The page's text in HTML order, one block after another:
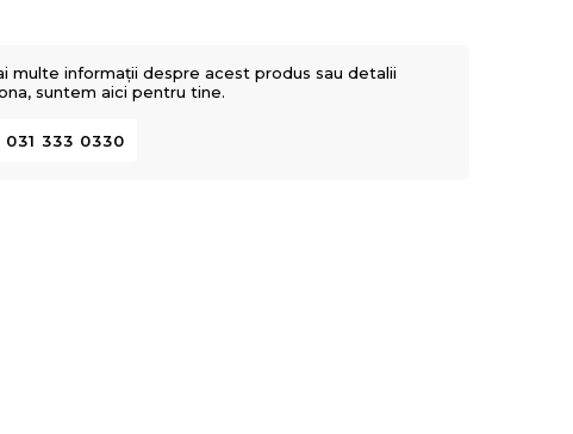
multe informații despre acest produs sau detalii
suntem aici pentru tine.
031 333 0330